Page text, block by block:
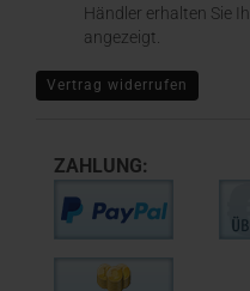
Händler erhalten Sie
angezeigt.
Vertrag widerrufen
ZAHLUNG: